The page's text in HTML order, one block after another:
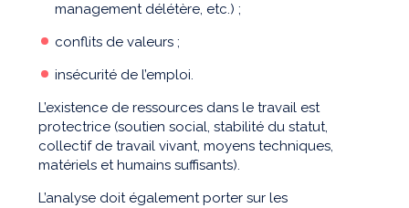
management délétère, etc.) ;
conflits de valeurs ;
insécurité de l’emploi.
L’existence de ressources dans le travail est
protectrice (soutien social, stabilité du statut,
collectif de travail vivant, moyens techniques,
matériels et humains suffisants).
L’analyse doit également porter sur les